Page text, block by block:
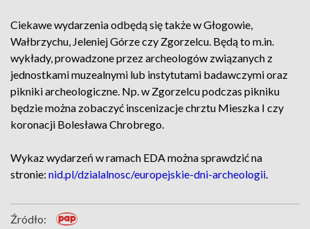
Ciekawe wydarzenia odbędą się także w Głogowie,
Wałbrzychu, Jeleniej Górze czy Zgorzelcu. Będą to m.in.
wykłady, prowadzone przez archeologów związanych z
jednostkami muzealnymi lub instytutami badawczymi oraz
pikniki archeologiczne. Np. w Zgorzelcu podczas pikniku
będzie można zobaczyć inscenizacje chrztu Mieszka I czy
koronacji Bolesława Chrobrego.
Wykaz wydarzeń w ramach EDA można sprawdzić na
stronie: nid.pl/dzialalnosc/europejskie-dni-archeologii.
Źródło: